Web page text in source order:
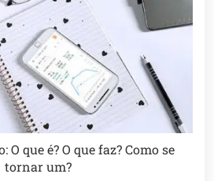
O que é? O que faz? Como se
tornar um?